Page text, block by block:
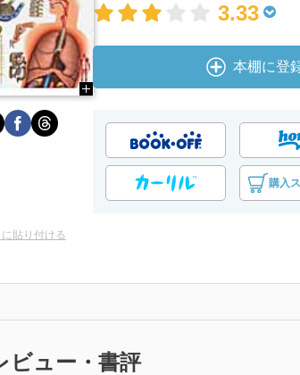
3.33
本棚に登
購入
貼り付ける
ビュー・書評